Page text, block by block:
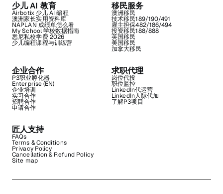
少儿 AI 教育
Airbotix 少儿 AI 编程
澳洲家长实用资料库
NAPLAN 成绩单怎么看
My School 学校数据指南
悉尼私校学费 2026
少儿编程课程与训练营
移民服务
澳洲移民
技术移民189/190/491
雇主担保482/186/494
投资移民188/888
英国移民
美国移民
加拿大移民
企业合作
P3职业孵化器
Enterprise (EN)
企业培训
实习合作
招聘合作
申请合作
求职代理
岗位代投
职位监控
LinkedIn代运营
LinkedIn人脉代加
了解P3项目
匠人支持
FAQs
Terms & Conditions
Privacy Policy
Cancellation & Refund Policy
Site map